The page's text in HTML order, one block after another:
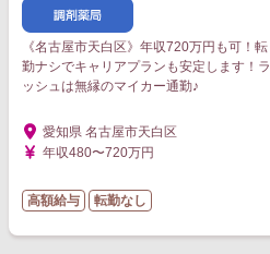
《名古屋市天白区》年収720万円も可！転
勤ナシでキャリアプランも安定します！ラ
ッシュは無縁のマイカー通勤♪
愛知県 名古屋市天白区
年収480〜720万円
高額給与 転勤なし